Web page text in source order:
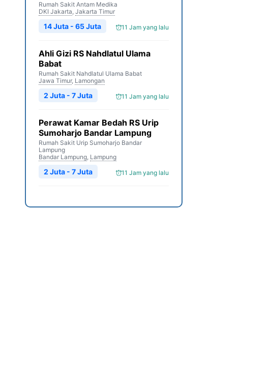
Rumah Sakit Antam Medika
DKI Jakarta, Jakarta Timur
11 Jam yang lalu
14 Juta - 65 Juta
Ahli Gizi RS Nahdlatul Ulama
Babat
Rumah Sakit Nahdlatul Ulama Babat
Jawa Timur, Lamongan
11 Jam yang lalu
2 Juta - 7 Juta
Perawat Kamar Bedah RS Urip
Sumoharjo Bandar Lampung
Rumah Sakit Urip Sumoharjo Bandar
Lampung
Bandar Lampung, Lampung
11 Jam yang lalu
2 Juta - 7 Juta